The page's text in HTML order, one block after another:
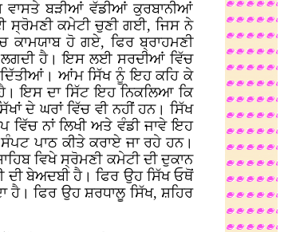
ਬੜੀਆਂ ਵੱਡੀਆਂ ਕੁਰਬਾਨੀਆਂ
ਕਮੇਟੀ ਚੁਣੀ ਗਈ, ਜਿਸ ਨੇ
ਕਾਮਯਾਬ ਹੋ ਗਏ, ਫਿਰ ਬ੍ਰਾਹਮਣੀ
ਲਗਦੀ ਹੈ। ਇਸ ਲਈ ਸਰਦੀਆਂ ਵਿੱਚ
ਦਿੱਤੀਆਂ। ਆਂਮ ਸਿੱਖ ਨੂੰ ਇਹ ਕਹਿ ਕੇ
ਇਸ ਦਾ ਸਿੱਟ ਇਹ ਨਿਕਲਿਆ ਕਿ
ਦੇ ਘਰਾਂ ਵਿੱਚ ਵੀ ਨਹੀਂ ਹਨ। ਸਿੱਖ
ਵਿੱਚ ਨਾਂ ਲਿਖੀ ਅਤੇ ਵੰਡੀ ਜਾਵੇ ਇਹ
ਪਾਠ ਕੀਤੇ ਕਰਾਏ ਜਾ ਰਹੇ ਹਨ।
ਵਿਖੇ ਸ੍ਰੋਮਣੀ ਕਮੇਟੀ ਦੀ ਦੁਕਾਨ
ਬੇਅਦਬੀ ਹੈ। ਫਿਰ ਉਹ ਸਿੱਖ ਓਥੋਂ
ਹੈ। ਫਿਰ ਉਹ ਸ਼ਰਧਾਲੂ ਸਿੱਖ, ਸ਼ਹਿਰ